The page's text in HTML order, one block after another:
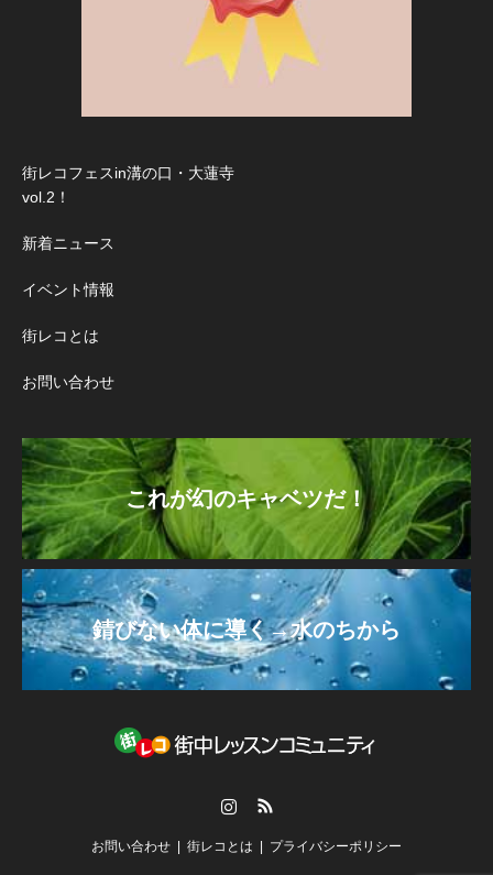
街レコフェスin溝の口・大蓮寺
vol.2！
新着ニュース
イベント情報
街レコとは
お問い合わせ
これが幻のキャベツだ！
錆びない体に導く→水のちから
お問い合わせ 街レコとは プライバシーポリシー